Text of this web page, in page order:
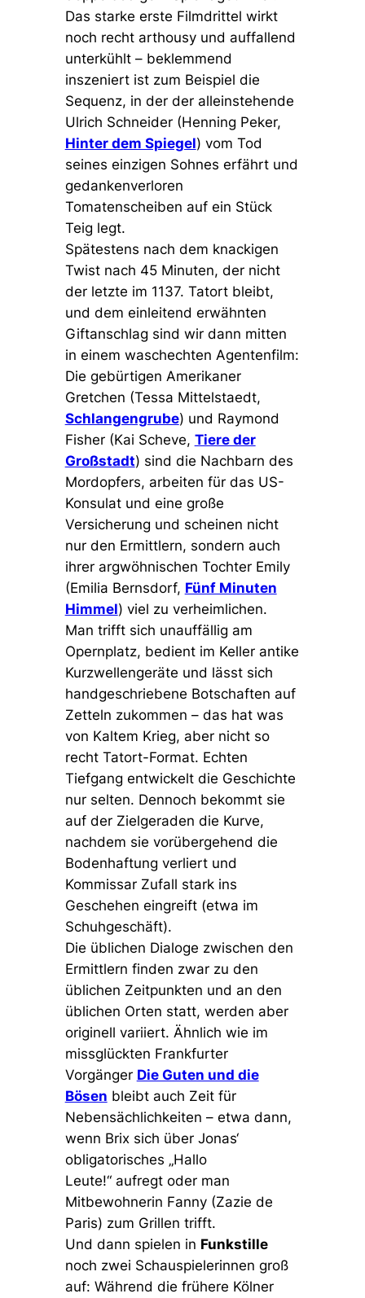
Das starke erste Filmdrittel wirkt
noch recht arthousy und auffallend
unterkühlt – beklemmend
inszeniert ist zum Beispiel die
Sequenz, in der der alleinstehende
Ulrich Schneider (Henning Peker,
Hinter dem Spiegel) vom Tod
seines einzigen Sohnes erfährt und
gedankenverloren
Tomatenscheiben auf ein Stück
Teig legt.
Spätestens nach dem knackigen
Twist nach 45 Minuten, der nicht
der letzte im 1137. Tatort bleibt,
und dem einleitend erwähnten
Giftanschlag sind wir dann mitten
in einem waschechten Agentenfilm:
Die gebürtigen Amerikaner
Gretchen (Tessa Mittelstaedt,
Schlangengrube) und Raymond
Fisher (Kai Scheve, Tiere der
Großstadt) sind die Nachbarn des
Mordopfers, arbeiten für das US-
Konsulat und eine große
Versicherung und scheinen nicht
nur den Ermittlern, sondern auch
ihrer argwöhnischen Tochter Emily
(Emilia Bernsdorf, Fünf Minuten
Himmel) viel zu verheimlichen.
Man trifft sich unauffällig am
Opernplatz, bedient im Keller antike
Kurzwellengeräte und lässt sich
handgeschriebene Botschaften auf
Zetteln zukommen – das hat was
von Kaltem Krieg, aber nicht so
recht Tatort-Format. Echten
Tiefgang entwickelt die Geschichte
nur selten. Dennoch bekommt sie
auf der Zielgeraden die Kurve,
nachdem sie vorübergehend die
Bodenhaftung verliert und
Kommissar Zufall stark ins
Geschehen eingreift (etwa im
Schuhgeschäft).
Die üblichen Dialoge zwischen den
Ermittlern finden zwar zu den
üblichen Zeitpunkten und an den
üblichen Orten statt, werden aber
originell variiert. Ähnlich wie im
missglückten Frankfurter
Vorgänger Die Guten und die
Bösen bleibt auch Zeit für
Nebensächlichkeiten – etwa dann,
wenn Brix sich über Jonas‘
obligatorisches „Hallo
Leute!“aufregt oder man
Mitbewohnerin Fanny (Zazie de
Paris) zum Grillen trifft.
Und dann spielen in Funkstille
noch zwei Schauspielerinnen groß
auf: Während die frühere Kölner